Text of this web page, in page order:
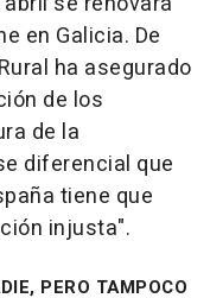
en Galicia. De
ha asegurado
de los
de la
diferencial que
tiene que
injusta".
PERO TAMPOCO